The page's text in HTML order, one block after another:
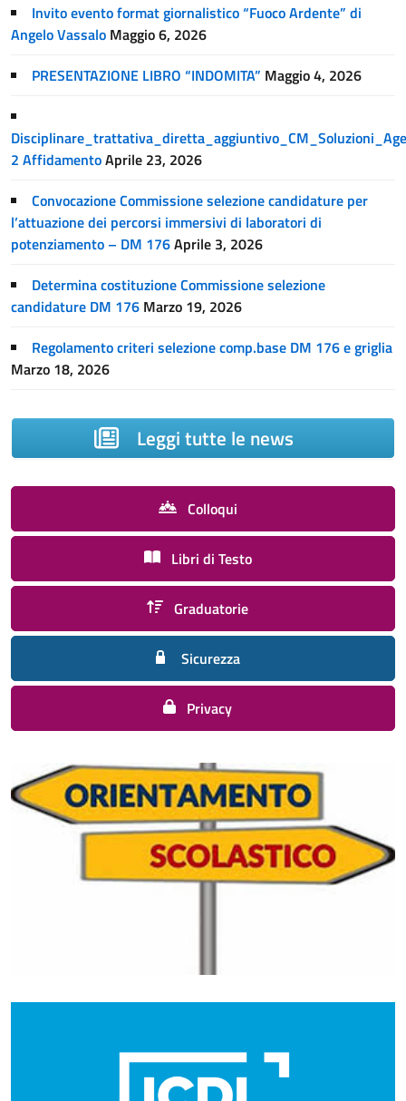
Invito evento format giornalistico “Fuoco Ardente” di
Angelo Vassalo Maggio 6, 2026
PRESENTAZIONE LIBRO “INDOMITA” Maggio 4, 2026
2 AffidamentoAprile 23, 2026
Convocazione Commissione selezione candidature per
l’attuazione dei percorsi immersivi di laboratori di
potenziamento – DM 176Aprile 3, 2026
Determina costituzione Commissione selezione
candidature DM 176 Marzo 19, 2026
Regolamento criteri selezione comp.base DM 176 e griglia
Marzo 18, 2026
Leggi tutte le news
Colloqui
Libri di Testo
Graduatorie
Sicurezza
Privacy